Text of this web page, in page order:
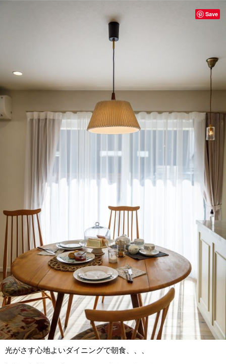
光がさす心地よいダイニングで朝食、、、
Save